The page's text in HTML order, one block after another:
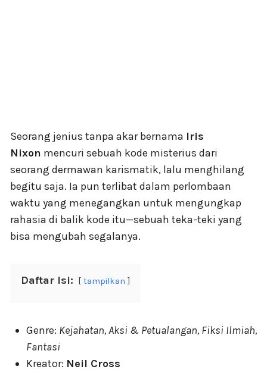
Seorang jenius tanpa akar bernama Iris
Nixon mencuri sebuah kode misterius dari
seorang dermawan karismatik, lalu menghilang
begitu saja. Ia pun terlibat dalam perlombaan
waktu yang menegangkan untuk mengungkap
rahasia di balik kode itu—sebuah teka-teki yang
bisa mengubah segalanya.
Daftar Isi: tampilkan
Genre: Kejahatan, Aksi & Petualangan, Fiksi Ilmiah,
Fantasi
Kreator: Neil Cross